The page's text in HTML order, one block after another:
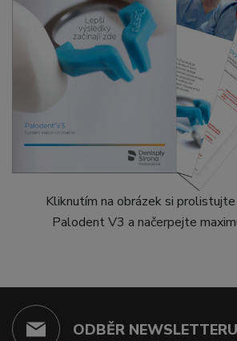
Kliknutím na obrázek si
Palodent V3 a načerpejte
ODBĚR NEWSLETTERU